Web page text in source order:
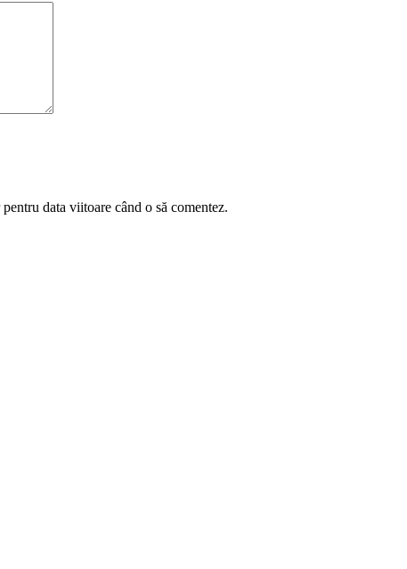
data viitoare când o să comentez.